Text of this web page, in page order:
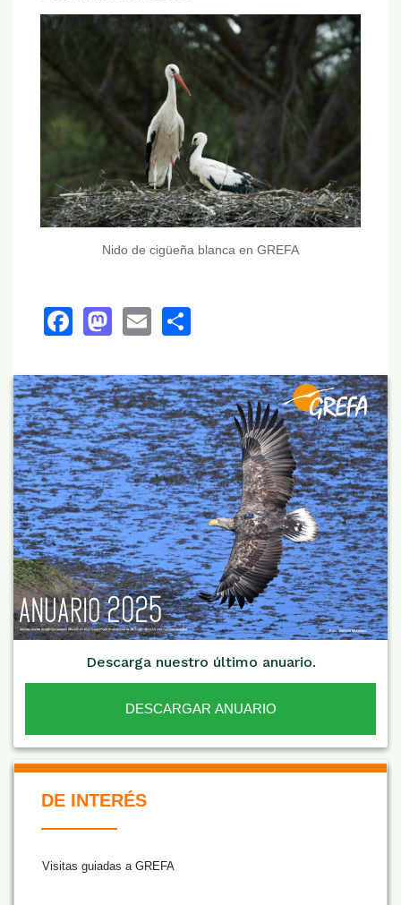
Nido de cigüeña blanca en GREFA
Facebook
Mastodon
Email
Descarga nuestro último anuario.
DESCARGAR ANUARIO
De Interés NARANJA
DE INTERÉS
Visitas guiadas a GREFA